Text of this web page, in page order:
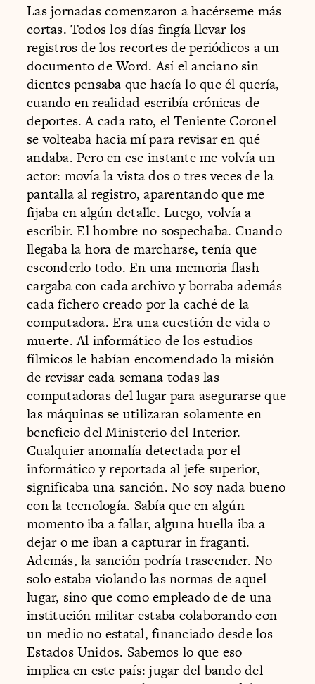
Las jornadas comenzaron a hacérseme más
cortas. Todos los días fingía llevar los
registros de los recortes de periódicos a un
documento de Word. Así el anciano sin
dientes pensaba que hacía lo que él quería,
cuando en realidad escribía crónicas de
deportes. A cada rato, el Teniente Coronel
se volteaba hacia mí para revisar en qué
andaba. Pero en ese instante me volvía un
actor: movía la vista dos o tres veces de la
pantalla al registro, aparentando que me
fijaba en algún detalle. Luego, volvía a
escribir. El hombre no sospechaba. Cuando
llegaba la hora de marcharse, tenía que
esconderlo todo. En una memoria flash
cargaba con cada archivo y borraba además
cada fichero creado por la caché de la
computadora. Era una cuestión de vida o
muerte. Al informático de los estudios
fílmicos le habían encomendado la misión
de revisar cada semana todas las
computadoras del lugar para asegurarse que
las máquinas se utilizaran solamente en
beneficio del Ministerio del Interior.
Cualquier anomalía detectada por el
informático y reportada al jefe superior,
significaba una sanción. No soy nada bueno
con la tecnología. Sabía que en algún
momento iba a fallar, alguna huella iba a
dejar o me iban a capturar in fraganti.
Además, la sanción podría trascender. No
solo estaba violando las normas de aquel
lugar, sino que como empleado de de una
institución militar estaba colaborando con
un medio no estatal, financiado desde los
Estados Unidos. Sabemos lo que eso
implica en este país: jugar del bando del